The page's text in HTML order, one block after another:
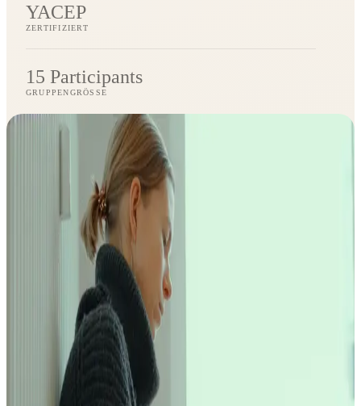
YACEP
ZERTIFIZIERT
15 Participants
GRUPPENGRÖSSE